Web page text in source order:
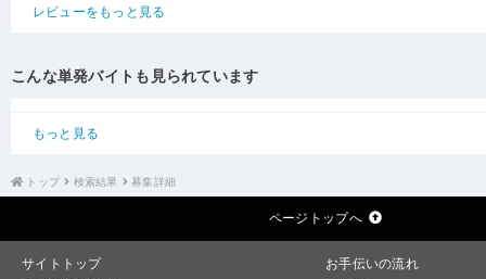
レビューをもっと見る
こんな単発バイトも見られています
もっと見る
トップ 検索結果 募集詳細
ページトップへ
サイトトップ
お手伝いの流れ